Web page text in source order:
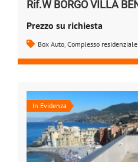
Prezzo su richiesta
Box Auto, Complesso residenziale
In Evidenza